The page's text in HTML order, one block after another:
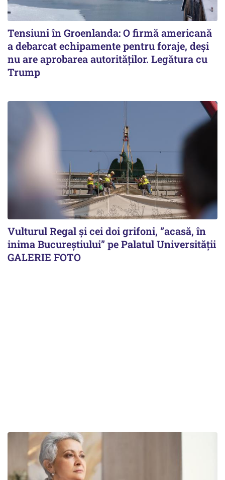
Tensiuni în Groenlanda: O firmă americană
a debarcat echipamente pentru foraje, deși
nu are aprobarea autorităților. Legătura cu
Trump
Vulturul Regal și cei doi grifoni, ”acasă, în
inima Bucureștiului” pe Palatul Universității
GALERIE FOTO